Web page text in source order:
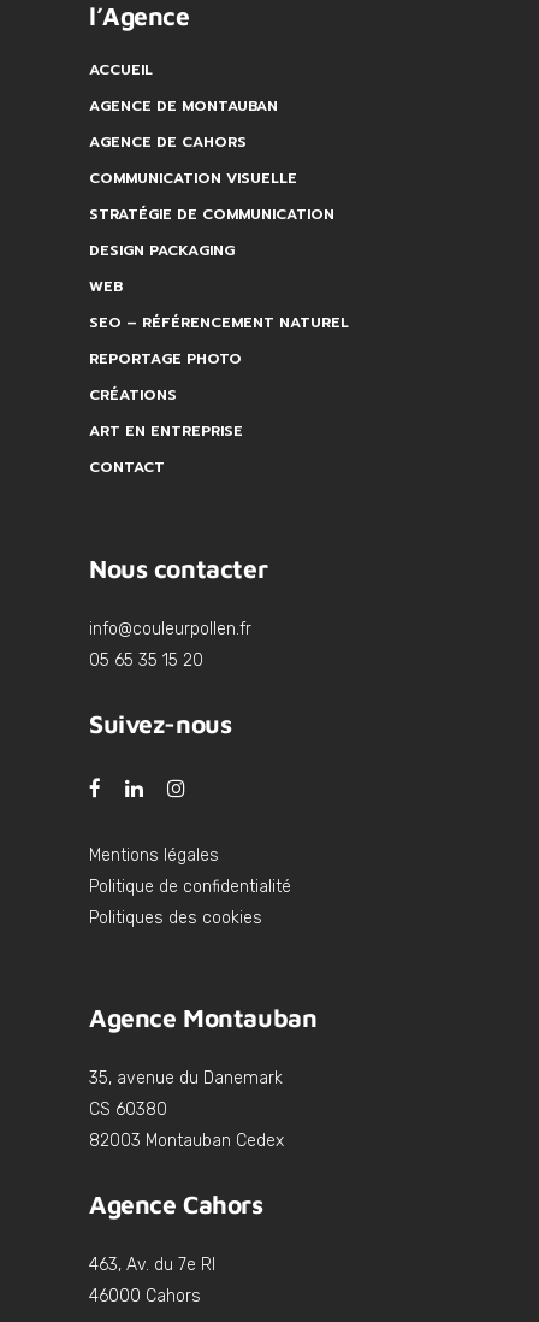
l’Agence
ACCUEIL
AGENCE DE MONTAUBAN
AGENCE DE CAHORS
COMMUNICATION VISUELLE
STRATÉGIE DE COMMUNICATION
DESIGN PACKAGING
WEB
SEO – RÉFÉRENCEMENT NATUREL
REPORTAGE PHOTO
CRÉATIONS
ART EN ENTREPRISE
CONTACT
Nous contacter
info@couleurpollen.fr
05 65 35 15 20
Suivez-nous
Mentions légales
Politique de confidentialité
Politiques des cookies
Agence Montauban
35, avenue du Danemark
CS 60380
82003 Montauban Cedex
Agence Cahors
463, Av. du 7e RI
46000 Cahors